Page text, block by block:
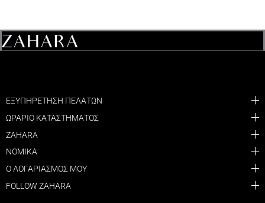
ΕΞΥΠΗΡΕΤΗΣΗ ΠΕΛΑΤΩΝ
ΩΡΑΡΙΟ ΚΑΤΑΣΤΗΜΑΤΟΣ
ZAHARA
ΝΟΜΙΚΑ
Ο ΛΟΓΑΡΙΑΣΜΟΣ ΜΟΥ
FOLLOW ZAHARA